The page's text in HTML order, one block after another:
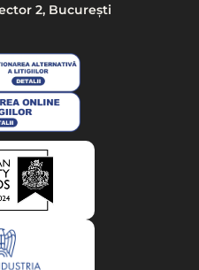
2, București